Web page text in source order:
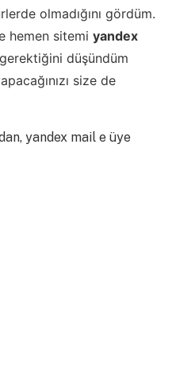
olmadığını gördüm.
hemen sitemi yandex
düşündüm
size de
yandex mail e üye